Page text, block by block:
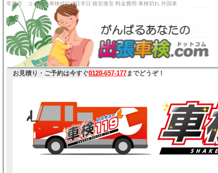
常滑市 ユーザー車検代行 1日半日 格安激安 料金費用
お見積り・ご予約は今すぐ0120-657-177までどうぞ！